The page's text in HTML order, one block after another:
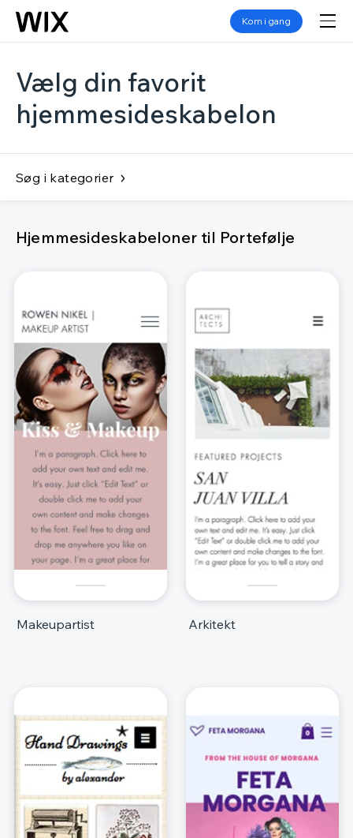
Kom i gang
Vælg din favorit
hjemmesideskabelon
Søg i kategorier
Hjemmesideskabeloner til Portefølje
Makeupartist Arkitekt